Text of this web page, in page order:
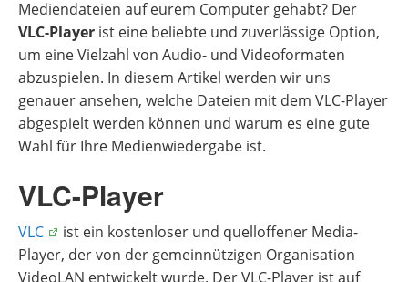
Mediendateien auf eurem Computer gehabt? Der
VLC-Player ist eine beliebte und zuverlässige Option,
um eine Vielzahl von Audio- und Videoformaten
abzuspielen. In diesem Artikel werden wir uns
genauer ansehen, welche Dateien mit dem VLC-Player
abgespielt werden können und warum es eine gute
Wahl für Ihre Medienwiedergabe ist.
VLC-Player
VLC
ist ein kostenloser und quelloffener Media-
Player, der von der gemeinnützigen Organisation
VideoLAN entwickelt wurde. Der VLC-Player ist auf